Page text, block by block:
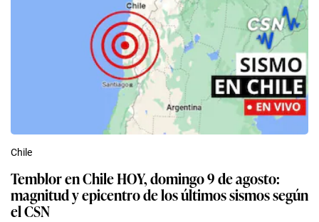
Chile
Temblor en Chile HOY, domingo 9 de agosto:
magnitud y epicentro de los últimos sismos según
el CSN